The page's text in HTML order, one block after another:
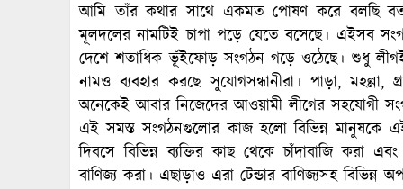
আমি তাঁর কথার সাথে একমত পোষণ করে বলছি
মূলদলের নামটিই চাপা পড়ে যেতে বসেছে। এইসব
দেশে শতাধিক ভূঁইফোড় সংগঠন গড়ে ওঠেছে। শুধু
নামও ব্যবহার করছে সুযোগসন্ধানীরা। পাড়া,
অনেকেই আবার নিজেদের আওয়ামী লীগের সহযোগী
এই সমস্ত সংগঠনগুলোর কাজ হলো বিভিন্ন মানুষকে এই
দিবসে বিভিন্ন ব্যক্তির কাছ থেকে চাঁদাবাজি করা
বাণিজ্য করা। এছাড়াও এরা টেন্ডার বাণিজ্যসহ বিভিন্ন